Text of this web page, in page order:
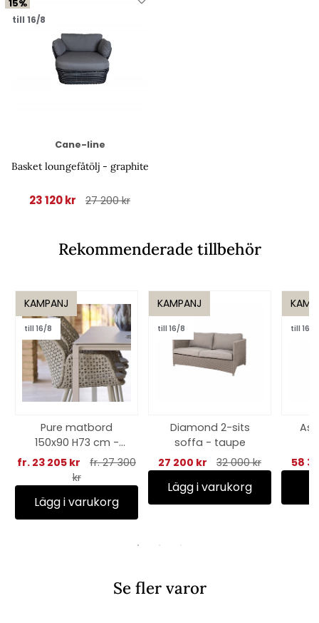
15%
till 16/8
Cane-line
Basket loungefåtölj - graphite
23 120 kr 27 200 kr
Rekommenderade tillbehör
KAMPANJ
till 16/8
Pure matbord
150x90 H73 cm -
taupe/flera
bordsskivor
fr. 23 205 kr
fr. 27 300
kr
Lägg i varukorg
KAMPANJ
till 16/8
Diamond 2-sits
soffa - taupe
27 200 kr
32 000 kr
Lägg i varukorg
till 16/8
58
Se fler varor